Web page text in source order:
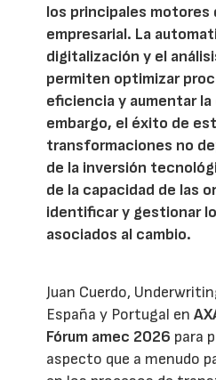
los principales motores
empresarial. La
digitalización y el
permiten optimizar
eficiencia y aumentar
embargo, el éxito de
transformaciones no
de la inversión
de la capacidad de las
identificar y gestionar
asociados al cambio.
Juan Cuerdo,
España y Portugal en
Fórum amec 2026 para
aspecto que a menudo